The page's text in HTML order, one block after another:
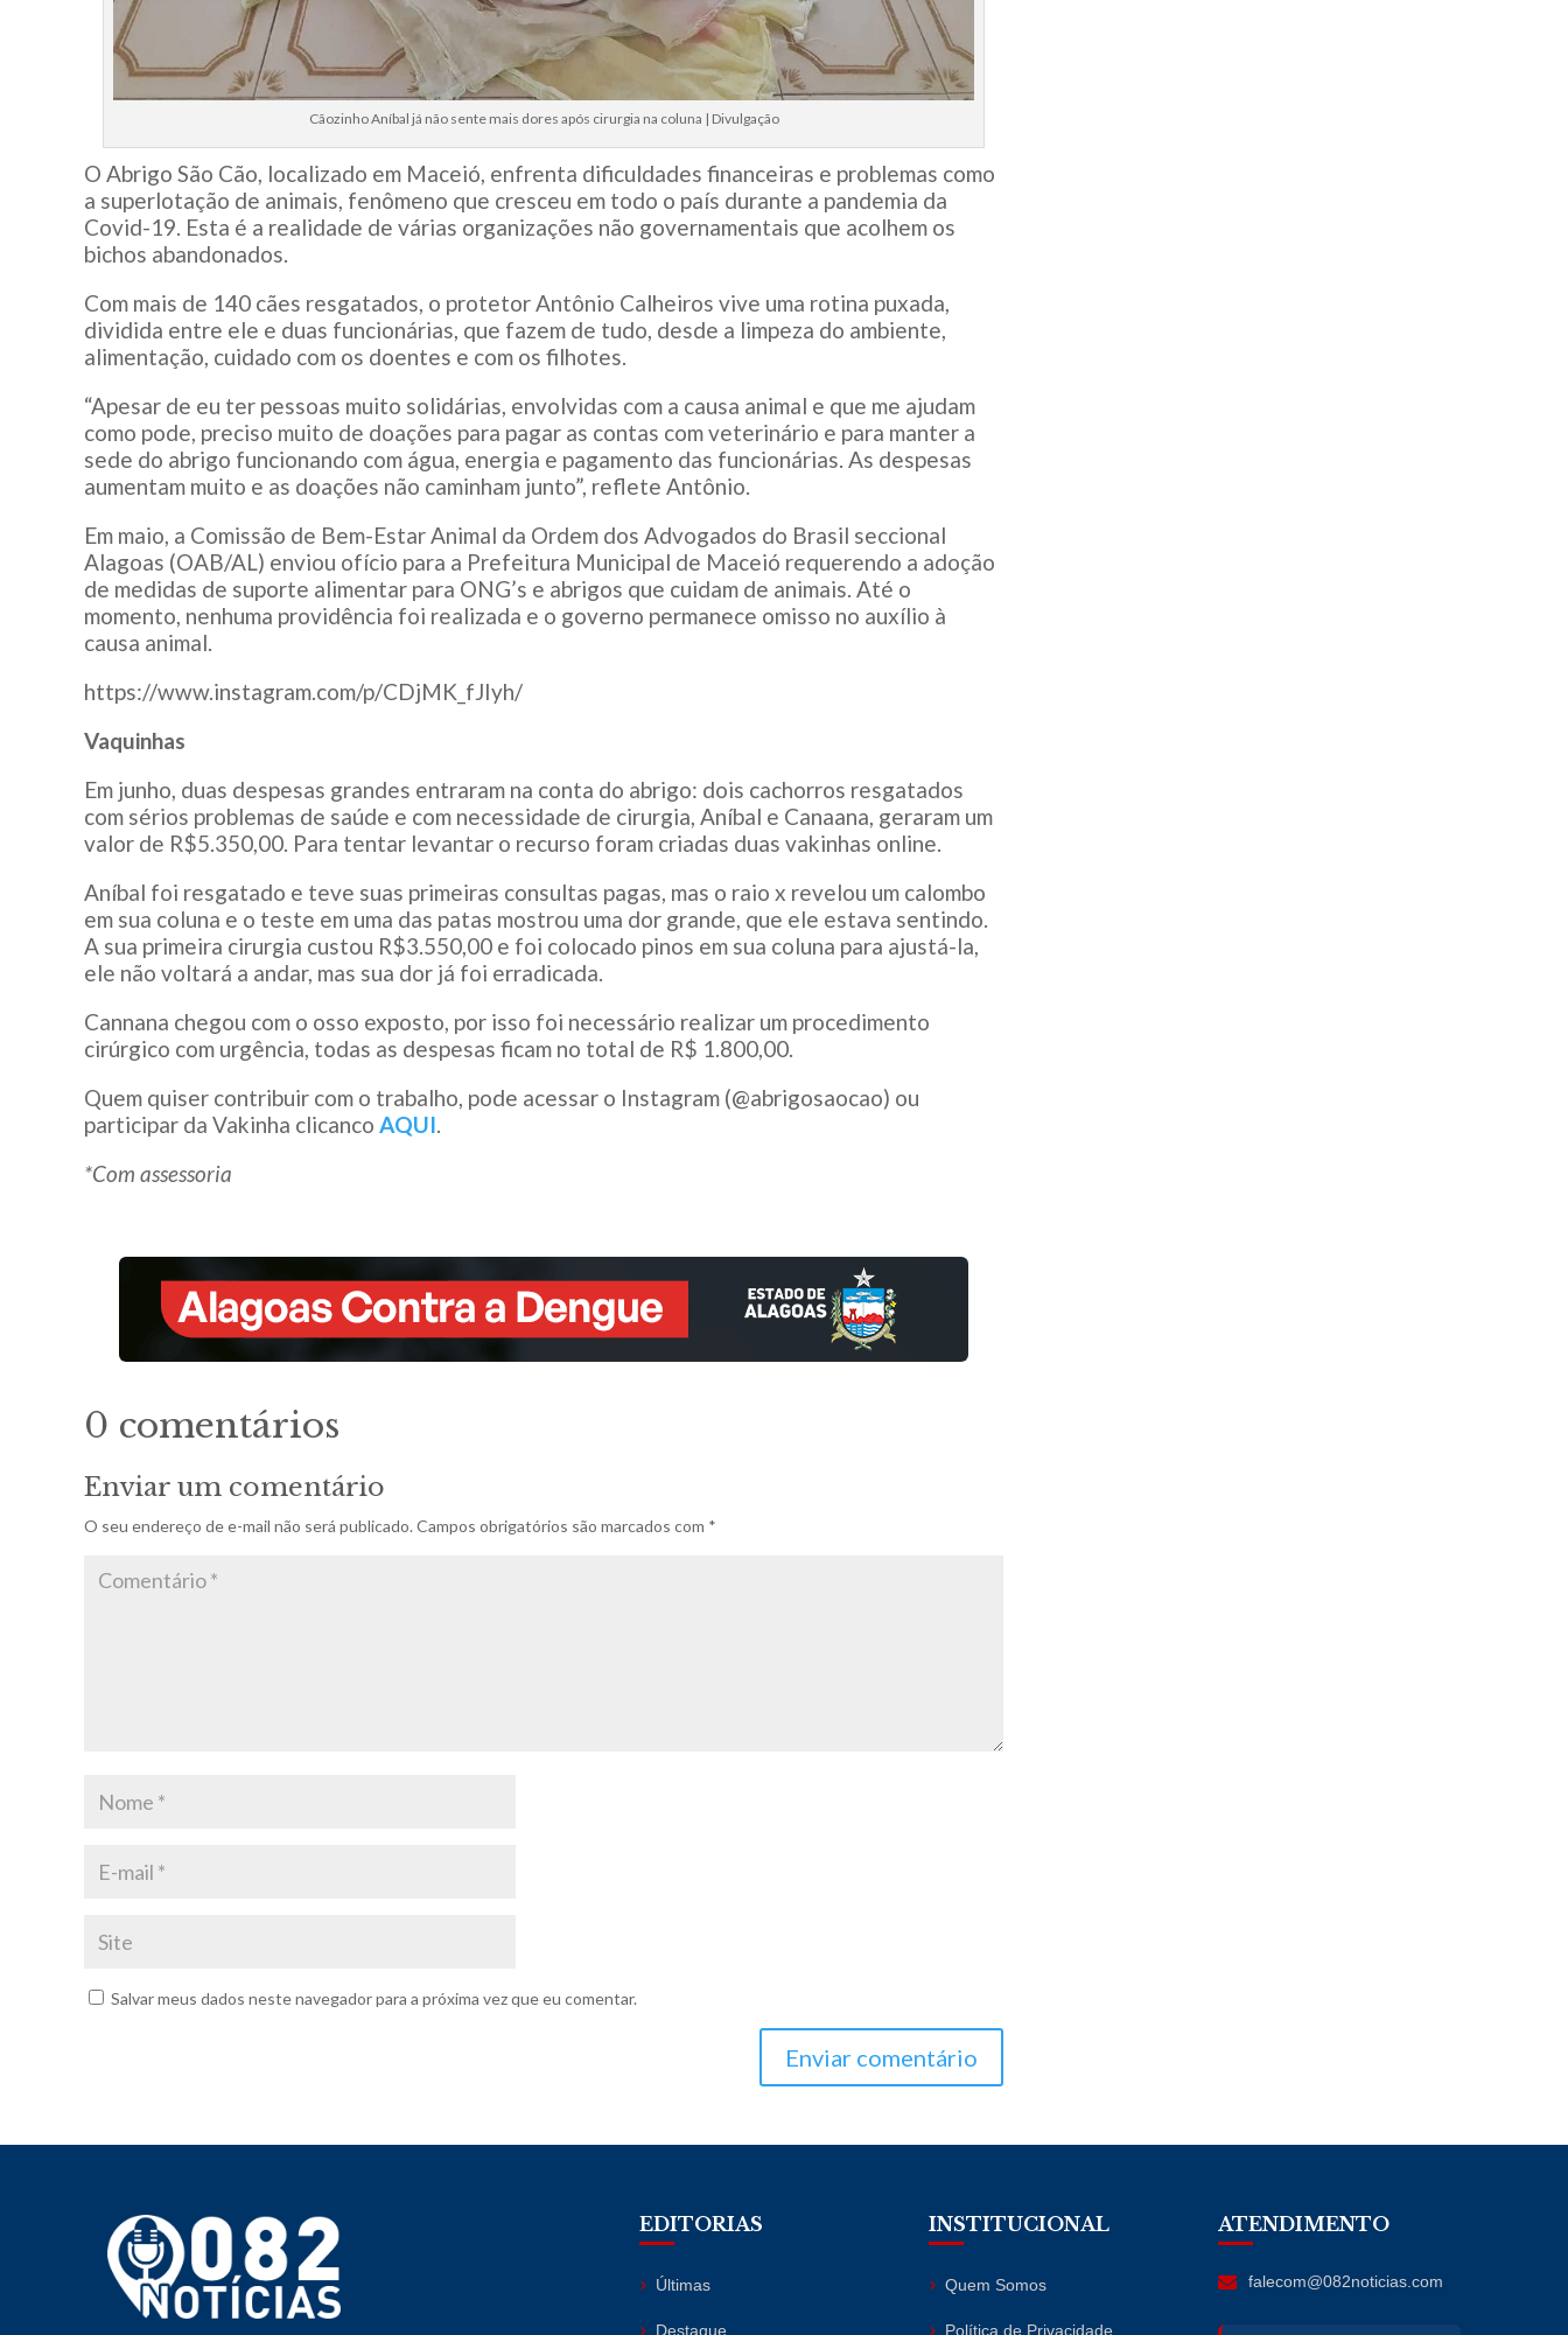
Cãozinho Aníbal já não sente mais dores após cirurgia na coluna | Divulgação
O Abrigo São Cão, localizado em Maceió, enfrenta dificuldades financeiras e problemas como
a superlotação de animais, fenômeno que cresceu em todo o país durante a pandemia da
Covid-19. Esta é a realidade de várias organizações não governamentais que acolhem os
bichos abandonados.
Com mais de 140 cães resgatados, o protetor Antônio Calheiros vive uma rotina puxada,
dividida entre ele e duas funcionárias, que fazem de tudo, desde a limpeza do ambiente,
alimentação, cuidado com os doentes e com os filhotes.
“Apesar de eu ter pessoas muito solidárias, envolvidas com a causa animal e que me ajudam
como pode, preciso muito de doações para pagar as contas com veterinário e para manter a
sede do abrigo funcionando com água, energia e pagamento das funcionárias. As despesas
aumentam muito e as doações não caminham junto”, reflete Antônio.
Em maio, a Comissão de Bem-Estar Animal da Ordem dos Advogados do Brasil seccional
Alagoas (OAB/AL) enviou ofício para a Prefeitura Municipal de Maceió requerendo a adoção
de medidas de suporte alimentar para ONG’s e abrigos que cuidam de animais. Até o
momento, nenhuma providência foi realizada e o governo permanece omisso no auxílio à
causa animal.
https://www.instagram.com/p/CDjMK_fJIyh/
Vaquinhas
Em junho, duas despesas grandes entraram na conta do abrigo: dois cachorros resgatados
com sérios problemas de saúde e com necessidade de cirurgia, Aníbal e Canaana, geraram um
valor de R$5.350,00. Para tentar levantar o recurso foram criadas duas vakinhas online.
Aníbal foi resgatado e teve suas primeiras consultas pagas, mas o raio x revelou um calombo
em sua coluna e o teste em uma das patas mostrou uma dor grande, que ele estava sentindo.
A sua primeira cirurgia custou R$3.550,00 e foi colocado pinos em sua coluna para ajustá-la,
ele não voltará a andar, mas sua dor já foi erradicada.
Cannana chegou com o osso exposto, por isso foi necessário realizar um procedimento
cirúrgico com urgência, todas as despesas ficam no total de R$ 1.800,00.
Quem quiser contribuir com o trabalho, pode acessar o Instagram (@abrigosaocao) ou
participar da Vakinha clicanco AQUI.
*Com assessoria
0 comentários
Enviar um comentário
O seu endereço de e-mail não será publicado. Campos obrigatórios são marcados com *
Salvar meus dados neste navegador para a próxima vez que eu comentar.
Enviar comentário
EDITORIAS
Últimas
Destaque
INSTITUCIONAL
Quem Somos
Política de Privacidade
ATENDIMENTO
falecom@082noticias.com